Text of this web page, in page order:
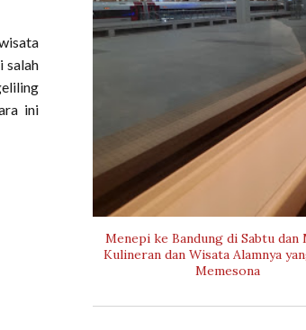
salah
ini
Menepi ke Bandung di Sabtu dan
Kulineran dan Wisata Alamnya
Memesona